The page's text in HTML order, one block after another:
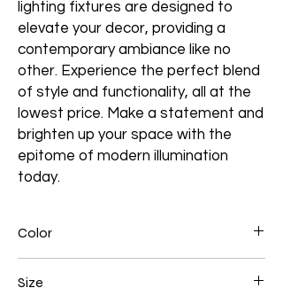
lighting fixtures are designed to
elevate your decor, providing a
contemporary ambiance like no
other. Experience the perfect blend
of style and functionality, all at the
lowest price. Make a statement and
brighten up your space with the
epitome of modern illumination
today.
Color
Size